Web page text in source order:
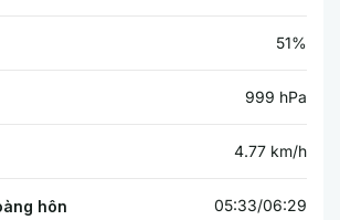
51%
999 hPa
4.77 km/h
hôn 05:33/06:29